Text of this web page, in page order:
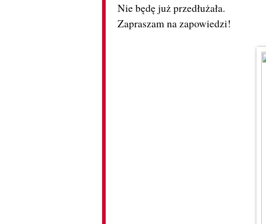
Nie będę już przedłużała.
Zapraszam na zapowiedzi!